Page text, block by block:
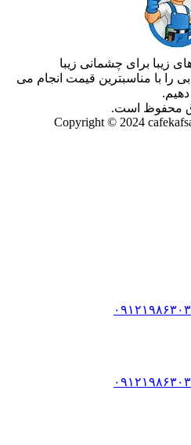
زیبا برای چشمانی زیبا
را با مناسبترین قیمت انجام می
دهیم.
محفوظ است.
Copyright © 2024